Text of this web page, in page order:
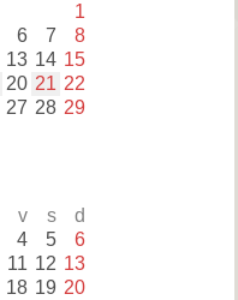
1
6 7 8
13 14 15
20 21 22
27 28 29
v s d
4 5 6
11 12 13
18 19 20